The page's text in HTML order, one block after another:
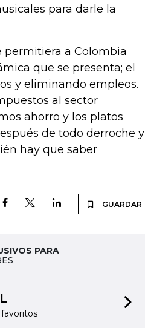
para darle la
permitiera a Colombia
que se presenta; el
y eliminando empleos.
al sector
ahorro y los platos
de todo derroche y
hay que saber
GUARDAR
PARA
TINTA DIGITAL
Acceda a nuestras publicaciones